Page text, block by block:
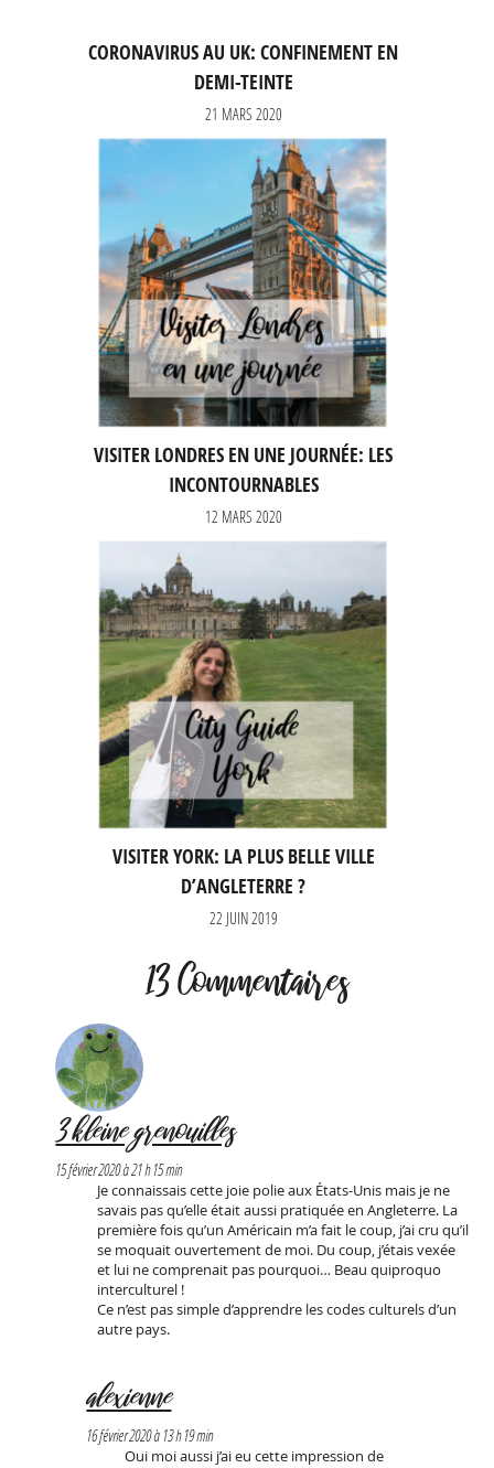
CORONAVIRUS AU UK: CONFINEMENT EN
DEMI-TEINTE
21 MARS 2020
VISITER LONDRES EN UNE JOURNÉE: LES
INCONTOURNABLES
12 MARS 2020
VISITER YORK: LA PLUS BELLE VILLE
D’ANGLETERRE ?
22 JUIN 2019
13 Commentaires
3 kleine grenouilles
15 février 2020 à 21 h 15 min
Je connaissais cette joie polie aux États-Unis mais je ne
savais pas qu’elle était aussi pratiquée en Angleterre. La
première fois qu’un Américain m’a fait le coup, j’ai cru qu’il
se moquait ouvertement de moi. Du coup, j’étais vexée
et lui ne comprenait pas pourquoi… Beau quiproquo
interculturel !
Ce n’est pas simple d’apprendre les codes culturels d’un
autre pays.
alexienne
16 février 2020 à 13 h 19 min
Oui moi aussi j’ai eu cette impression de